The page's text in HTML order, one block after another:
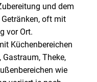
und dem
oft mit
vor Ort.
Küchenbereichen
Theke,
wie